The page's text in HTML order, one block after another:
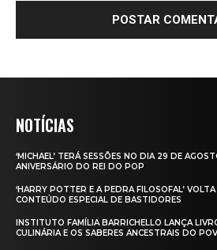
NOTÍCIAS
‘MICHAEL’ TERÁ SESSÕES NO DIA 29 DE
ANIVERSÁRIO DO REI DO POP
‘HARRY POTTER E A PEDRA FILOSOFAL’
CONTEÚDO ESPECIAL DE BASTIDORES
INSTITUTO FAMÍLIA BARRICHELLO LANÇA
CULINÁRIA E OS SABERES ANCESTRAIS DO